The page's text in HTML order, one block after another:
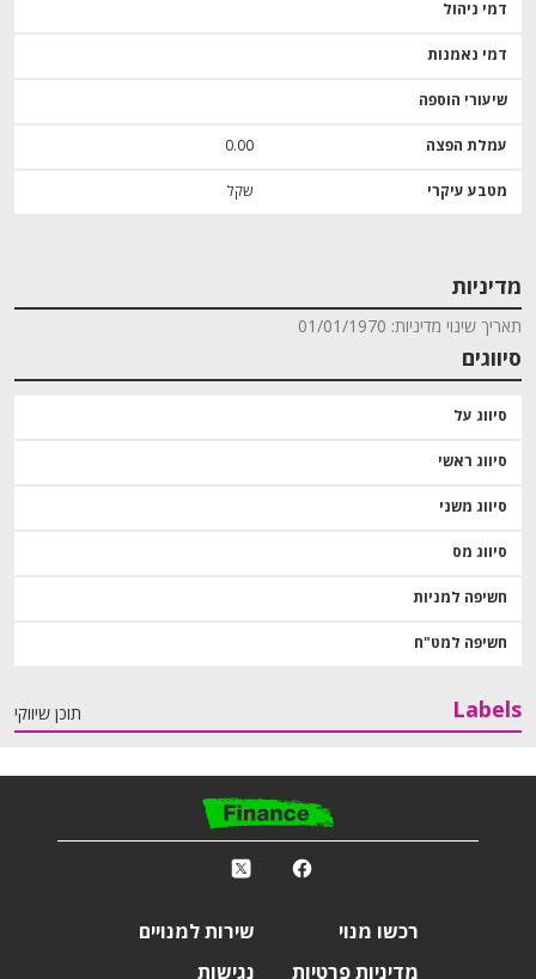
דמי ניהול
דמי נאמנות
שיעורי הוספה
עמלת הפצה 0.00
מטבע עיקרי שקל
מדיניות
תאריך שינוי מדיניות: 01/01/1970
סיווגים
סיווג על
סיווג ראשי
סיווג משני
סיווג מס
חשיפה למניות
חשיפה למט"ח
Labels תוכן שיווקי
רכשו מנוי
מדיניות פרטיות
שירות למנויים
נגישות